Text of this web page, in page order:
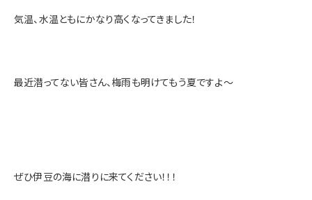
気温、水温ともにかなり高くなってきました！
最近潜ってない皆さん、梅雨も明けてもう夏ですよ～
ぜひ伊豆の海に潜りに来てください！！！